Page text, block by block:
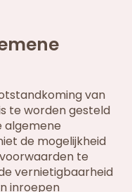
van
te worden gesteld
algemene
de mogelijkheid
te
vernietigbaarheid
inroepen